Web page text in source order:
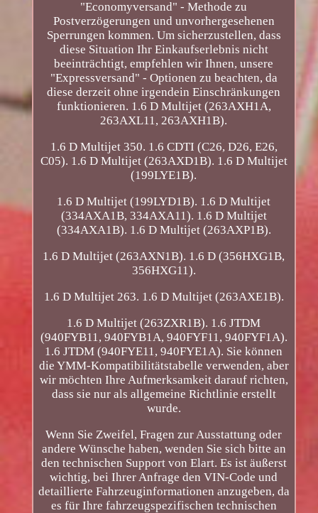
"Economyversand" - Methode zu
Postverzögerungen und unvorhergesehenen
Sperrungen kommen. Um sicherzustellen, dass
diese Situation Ihr Einkaufserlebnis nicht
beeinträchtigt, empfehlen wir Ihnen, unsere
"Expressversand" - Optionen zu beachten, da
diese derzeit ohne irgendein Einschränkungen
funktionieren. 1.6 D Multijet (263AXH1A,
263AXL11, 263AXH1B).
1.6 D Multijet 350. 1.6 CDTI (C26, D26, E26,
C05). 1.6 D Multijet (263AXD1B). 1.6 D Multijet
(199LYE1B).
1.6 D Multijet (199LYD1B). 1.6 D Multijet
(334AXA1B, 334AXA11). 1.6 D Multijet
(334AXA1B). 1.6 D Multijet (263AXP1B).
1.6 D Multijet (263AXN1B). 1.6 D (356HXG1B,
356HXG11).
1.6 D Multijet 263. 1.6 D Multijet (263AXE1B).
1.6 D Multijet (263ZXR1B). 1.6 JTDM
(940FYB11, 940FYB1A, 940FYF11, 940FYF1A).
1.6 JTDM (940FYE11, 940FYE1A). Sie können
die YMM-Kompatibilitätstabelle verwenden, aber
wir möchten Ihre Aufmerksamkeit darauf richten,
dass sie nur als allgemeine Richtlinie erstellt
wurde.
Wenn Sie Zweifel, Fragen zur Ausstattung oder
andere Wünsche haben, wenden Sie sich bitte an
den technischen Support von Elart. Es ist äußerst
wichtig, bei Ihrer Anfrage den VIN-Code und
detaillierte Fahrzeuginformationen anzugeben, da
es für Ihre fahrzeugspezifischen technischen